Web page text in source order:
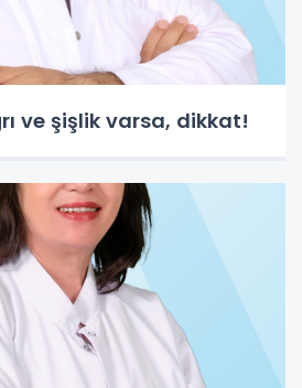
ve şişlik varsa, dikkat!